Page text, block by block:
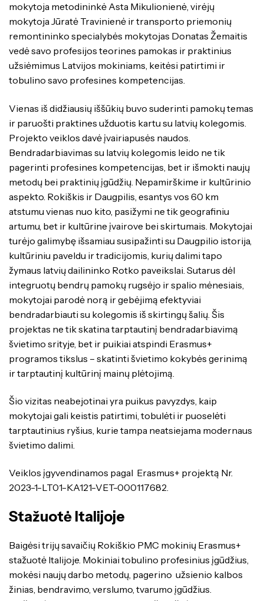
mokytoja metodininkė Asta Mikulionienė, virėjų
mokytoja Jūratė Travinienė ir transporto priemonių
remontininko specialybės mokytojas Donatas Žemaitis
vedė savo profesijos teorines pamokas ir praktinius
užsiėmimus Latvijos mokiniams, keitėsi patirtimi ir
tobulino savo profesines kompetencijas.
Vienas iš didžiausių iššūkių buvo suderinti pamokų temas
ir paruošti praktines užduotis kartu su latvių kolegomis.
Projekto veiklos davė įvairiapusės naudos.
Bendradarbiavimas su latvių kolegomis leido ne tik
pagerinti profesines kompetencijas, bet ir išmokti naujų
metodų bei praktinių įgūdžių. Nepamirškime ir kultūrinio
aspekto. Rokiškis ir Daugpilis, esantys vos 60 km
atstumu vienas nuo kito, pasižymi ne tik geografiniu
artumu, bet ir kultūrine įvairove bei skirtumais. Mokytojai
turėjo galimybę išsamiau susipažinti su Daugpilio istorija,
kultūriniu paveldu ir tradicijomis, kurių dalimi tapo
žymaus latvių dailininko Rotko paveikslai. Sutarus dėl
integruotų bendrų pamokų rugsėjo ir spalio mėnesiais,
mokytojai parodė norą ir gebėjimą efektyviai
bendradarbiauti su kolegomis iš skirtingų šalių. Šis
projektas ne tik skatina tarptautinį bendradarbiavimą
švietimo srityje, bet ir puikiai atspindi Erasmus+
programos tikslus – skatinti švietimo kokybės gerinimą
ir tarptautinį kultūrinį mainų plėtojimą.
Šio vizitas neabejotinai yra puikus pavyzdys, kaip
mokytojai gali keistis patirtimi, tobulėti ir puoselėti
tarptautinius ryšius, kurie tampa neatsiejama modernaus
švietimo dalimi.
Veiklos įgyvendinamos pagal Erasmus+ projektą Nr.
2023-1-LT01-KA121-VET-000117682.
Stažuotė Italijoje
Baigėsi trijų savaičių Rokiškio PMC mokinių Erasmus+
stažuotė Italijoje. Mokiniai tobulino profesinius įgūdžius,
mokėsi naujų darbo metodų, pagerino užsienio kalbos
žinias, bendravimo, verslumo, tvarumo įgūdžius.